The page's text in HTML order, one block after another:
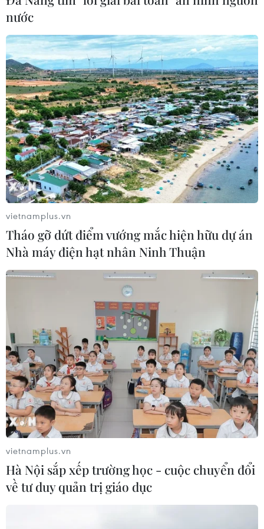
Tổng thống Trump thông báo thời
điểm Mỹ nối lại đàm phán với Iran
03/08/2026 00:50
Iran và Oman sắp đạt thỏa thuận về
tuyến hàng hải mới tại eo biển
Hormuz
02/08/2026 22:47
Xem thêm
Tổng Biên tập: TRẦN TIẾN DUẨN
Phó Tổng Biên tập: NGUYỄN THỊ TÁM, KHÚC THANH
THỦY
Sở hữu trí tuệ
Quy định sử dụng
RSS
Hỗ trợ
Ngôn ngữ
TTXVN
Dịch vụ tin
Quảng cáo
Liên hệ
nước
vietnamplus.vn
Tháo gỡ dứt điểm vướng mắc hiện hữu dự án
Nhà máy điện hạt nhân Ninh Thuận
vietnamplus.vn
Hà Nội sắp xếp trường học - cuộc chuyển đổi
về tư duy quản trị giáo dục